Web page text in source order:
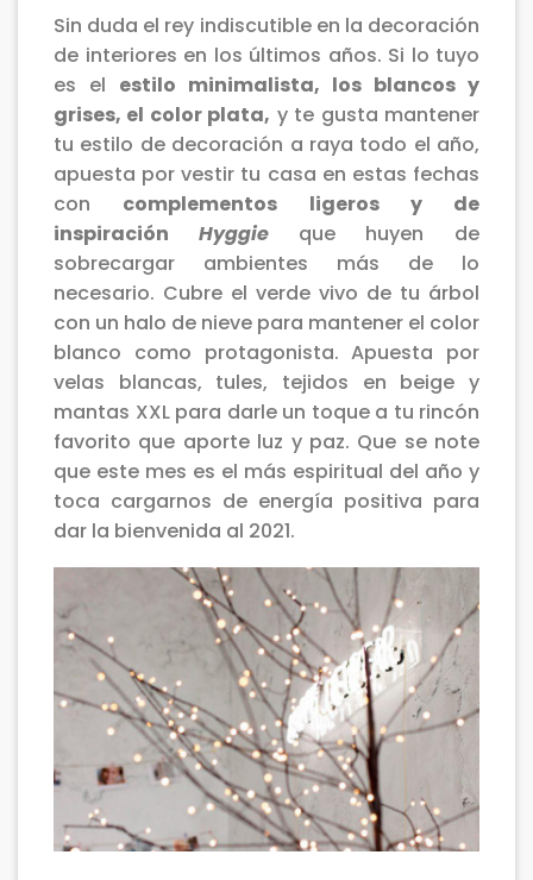
Sin duda el rey indiscutible en la decoración
de interiores en los últimos años. Si lo tuyo
es el estilo minimalista, los blancos y
grises, el color plata, y te gusta mantener
tu estilo de decoración a raya todo el año,
apuesta por vestir tu casa en estas fechas
con complementos ligeros y de
inspiración Hyggie
que huyen de
sobrecargar ambientes más de lo
necesario. Cubre el verde vivo de tu árbol
con un halo de nieve para mantener el color
blanco como protagonista. Apuesta por
velas blancas, tules, tejidos en beige y
mantas XXL para darle un toque a tu rincón
favorito que aporte luz y paz. Que se note
que este mes es el más espiritual del año y
toca cargarnos de energía positiva para
dar la bienvenida al 2021.